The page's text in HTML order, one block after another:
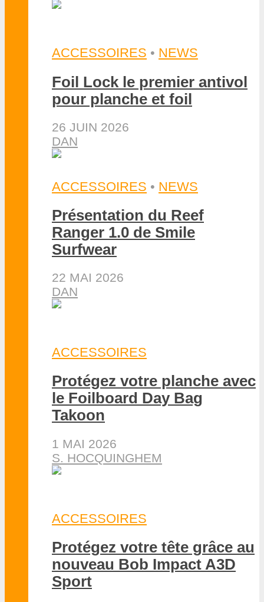
ACCESSOIRES • NEWS
Foil Lock le premier antivol
pour planche et foil
26 JUIN 2026
DAN
ACCESSOIRES • NEWS
Présentation du Reef
Ranger 1.0 de Smile
Surfwear
22 MAI 2026
DAN
ACCESSOIRES
Protégez votre planche avec
le Foilboard Day Bag
Takoon
1 MAI 2026
S. HOCQUINGHEM
ACCESSOIRES
Protégez votre tête grâce au
nouveau Bob Impact A3D
Sport